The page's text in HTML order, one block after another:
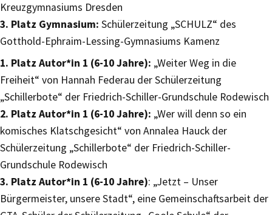
Kreuzgymnasiums Dresden
3. Platz Gymnasium: Schülerzeitung „SCHULZ“ des
Gotthold-Ephraim-Lessing-Gymnasiums Kamenz
1. Platz Autor*in 1 (6-10 Jahre): „Weiter Weg in die
Freiheit“ von Hannah Federau der Schülerzeitung
„Schillerbote“ der Friedrich-Schiller-Grundschule Rodewisch
2. Platz Autor*in 1 (6-10 Jahre): „Wer will denn so ein
komisches Klatschgesicht“ von Annalea Hauck der
Schülerzeitung „Schillerbote“ der Friedrich-Schiller-
Grundschule Rodewisch
3. Platz Autor*in 1 (6-10 Jahre): „Jetzt – Unser
Bürgermeister, unsere Stadt“, eine Gemeinschaftsarbeit der